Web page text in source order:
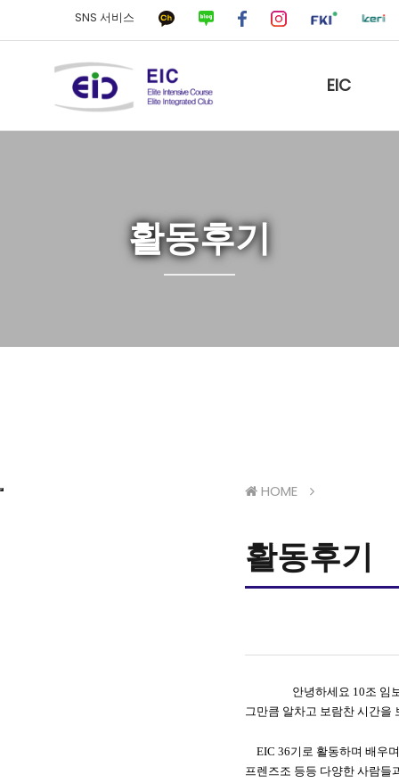
SNS 서비스
EIC
활동후기
HOME
활동후기
안녕하세요 10조 임
그만큼 알차고 보람찬 시간을
EIC 36기로 활동하며 배우
프렌즈조 등등 다양한 사람들